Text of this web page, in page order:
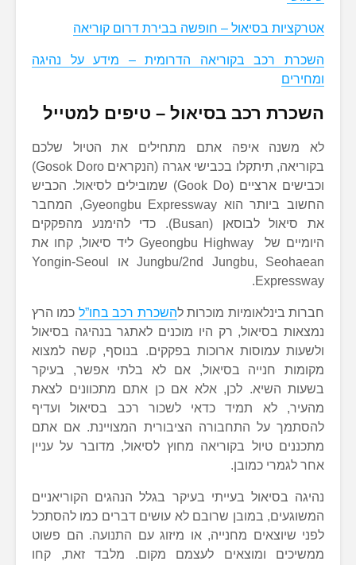
אטרקציות בסיאול – חופשה בבירת דרום קוריאה
השכרת רכב בקוריאה הדרומית – מידע על נהיגה
ומחירים
השכרת רכב בסיאול – טיפים למטייל
לא משנה איפה אתם מתחילים את הטיול שלכם
בקוריאה, תיתקלו בכבישי אגרה (הנקראים Gosok Doro)
וכבישים ארציים (Gook Do) שמובילים לסיאול. הכביש
החשוב ביותר הוא Gyeongbu Expressway, המחבר
את סיאול לבוסאן (Busan). כדי להימנע מהפקקים
היומיים של Gyeongbu Highway ליד סיאול, קחו את
Jungbu/2nd Jungbu, Seohaean או Yongin-Seoul
Expressway.
חברות בינלאומיות מוכרות להשכרת רכב בחו”ל כמו הרץ
נמצאות בסיאול, רק היו מוכנים לאתגר בנהיגה בסיאול
ולשעות עמוסות ארוכות בפקקים. בנוסף, קשה למצוא
מקומות חנייה בסיאול, אם לא בלתי אפשר, בעיקר
בשעות השיא. לכן, אלא אם כן אתם מתכוונים לצאת
מהעיר, לא תמיד כדאי לשכור רכב בסיאול ועדיף
להסתמך על התחבורה הציבורית המצויינת. אם אתם
מתכננים טיול בקוריאה מחוץ לסיאול, מדובר על עניין
אחר לגמרי כמובן.
נהיגה בסיאול בעייתי בעיקר בגלל הנהגים הקוריאניים
המשוגעים, במובן שרובם לא עושים דברים כמו להסתכל
לפני שיוצאים מחנייה, או מיזוג עם התנועה. הם פשוט
ממשיכים ומוצאים לעצמם מקום. מלבד זאת, קחו